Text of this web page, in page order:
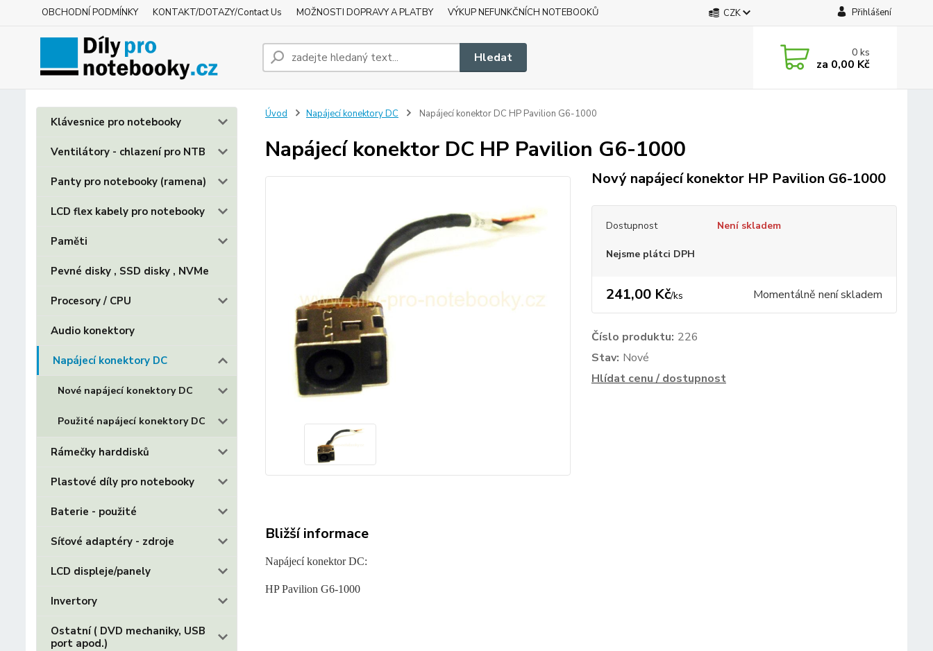
OBCHODNÍ PODMÍNKY KONTAKT/DOTAZY/Contact Us MOŽNOSTI DOPRAVY A PLATBY VÝKUP NEFUNKČNÍCH NOTEBOOKŮ CZK Přihlášení
Hledat 0ks
za 0,00 Kč
Klávesnice pro notebooky
Ventilátory - chlazení pro NTB
Panty pro notebooky (ramena)
LCD flex kabely pro notebooky
Paměti
Pevné disky , SSD disky , NVMe
Procesory / CPU
Audio konektory
Napájecí konektory DC
Nové napájecí konektory DC
Použité napájecí konektory DC
Rámečky harddisků
Plastové díly pro notebooky
Baterie - použité
Síťové adaptéry - zdroje
LCD displeje/panely
Invertory
Ostatní ( DVD mechaniky, USB
port apod.)
Úvod Napájecí konektory DC Napájecí konektor DC HP Pavilion G6-1000
Napájecí konektor DC HP Pavilion G6-1000
Nový napájecí konektor HP Pavilion G6-1000
Dostupnost Není skladem
Nejsme plátci DPH
241,00 Kč/ks Momentálně není skladem
Číslo produktu: 226
Stav: Nové
Hlídat cenu / dostupnost
Bližší informace
Napájecí konektor DC:
HP Pavilion G6-1000